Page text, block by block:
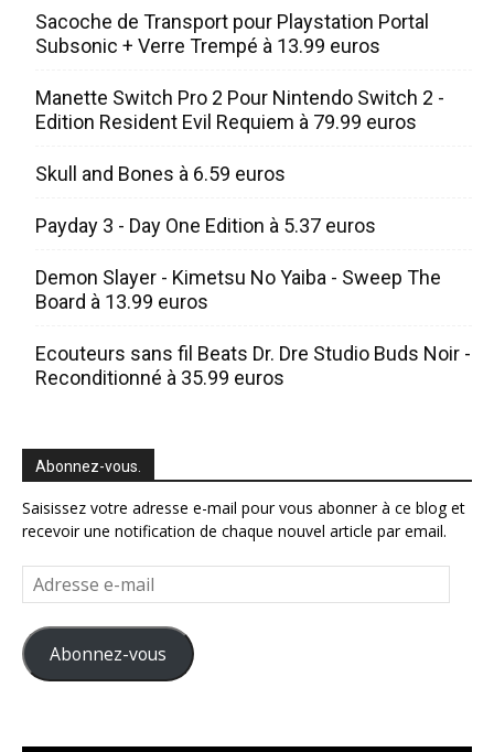
Sacoche de Transport pour Playstation Portal
Subsonic + Verre Trempé à 13.99 euros
Manette Switch Pro 2 Pour Nintendo Switch 2 -
Edition Resident Evil Requiem à 79.99 euros
Skull and Bones à 6.59 euros
Payday 3 - Day One Edition à 5.37 euros
Demon Slayer - Kimetsu No Yaiba - Sweep The
Board à 13.99 euros
Ecouteurs sans fil Beats Dr. Dre Studio Buds Noir -
Reconditionné à 35.99 euros
Abonnez-vous.
Saisissez votre adresse e-mail pour vous abonner à ce blog et
recevoir une notification de chaque nouvel article par email.
Adresse
e-
mail
Abonnez-vous